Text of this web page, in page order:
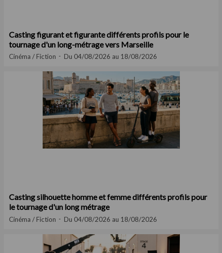
Casting figurant et figurante différents profils pour le
tournage d'un long-métrage vers Marseille
Cinéma / Fiction Du 04/08/2026 au 18/08/2026
Casting silhouette homme et femme différents profils pour
le tournage d'un long métrage
Cinéma / Fiction Du 04/08/2026 au 18/08/2026